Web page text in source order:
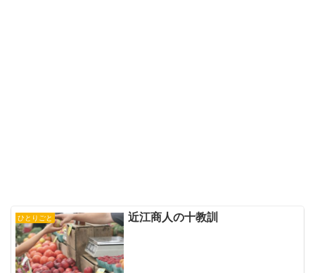
ひとりごと 近江商人の十教訓